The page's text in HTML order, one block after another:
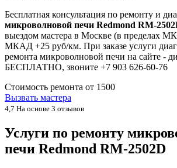
Бесплатная консультация по ремонту и
микроволновой печи Redmond RM-
выездом мастера в Москве (в пределах
МКАД +25 руб/км. При заказе услуги
ремонта микроволновой печи на сайте -
БЕСПЛАТНО, звоните +7 903 626-60-76
Стоимость ремонта от 1500
Вызвать мастера
4,7 На основе 3 отзывов
Услуги по ремонту
печи Redmond RM-2502D